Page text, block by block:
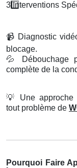
3️Interventions Spé
📹 Diagnostic
blocage.
💦
Débouchage
complète de la
💡
Une approche
tout problème de
Pourquoi Faire